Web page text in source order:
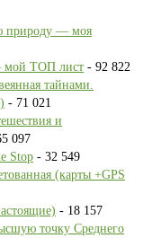
природу — моя
мой ТОП лист - 92 822
тайнами.
- 71 021
и
097
Stop - 32 549
(карты +GPS
- 18 157
точку Среднего